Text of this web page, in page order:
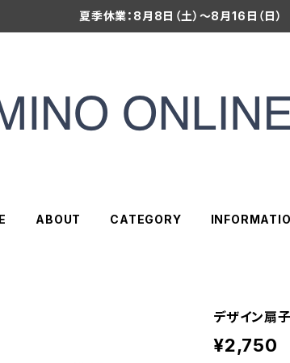
夏季休業：8月8日（土）～8月16日（日）
ABOUT CATEGORY
デザイン扇
¥2,750